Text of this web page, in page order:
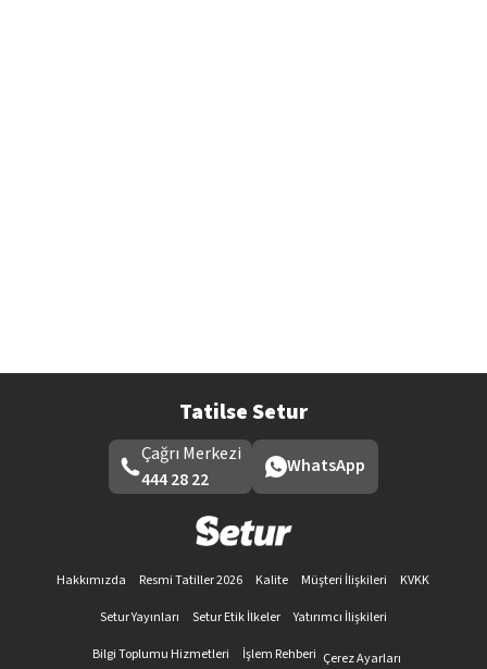
Tatilse Setur
Çağrı Merkezi
444 28 22
WhatsApp
Hakkımızda Resmi Tatiller 2026 Kalite Müşteri İlişkileri
KVKK
Setur Yayınları
Setur Etik İlkeler
Yatırımcı İlişkileri
Bilgi Toplumu Hizmetleri
İşlem Rehberi Çerez Ayarları